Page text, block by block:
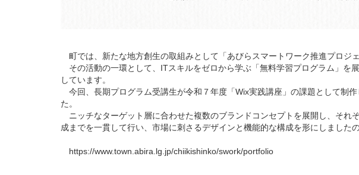
町では、新たな地方創生の取組みとして「あびらスマートワーク推進プロジ
その活動の一環として、ITスキルをゼロから学ぶ「無料学習プログラム」を
しています。
今回、長期プログラム受講生が令和７年度「Wix実践講座」の課題として制
た。
ニッチなターゲット層に合わせた複数のブランドコンセプトを展開し、それ
成までを一貫して行い、市場に刺さるデザインと機能的な構成を形にしました
https://www.town.abira.lg.jp/chiikishinko/swork/portfolio